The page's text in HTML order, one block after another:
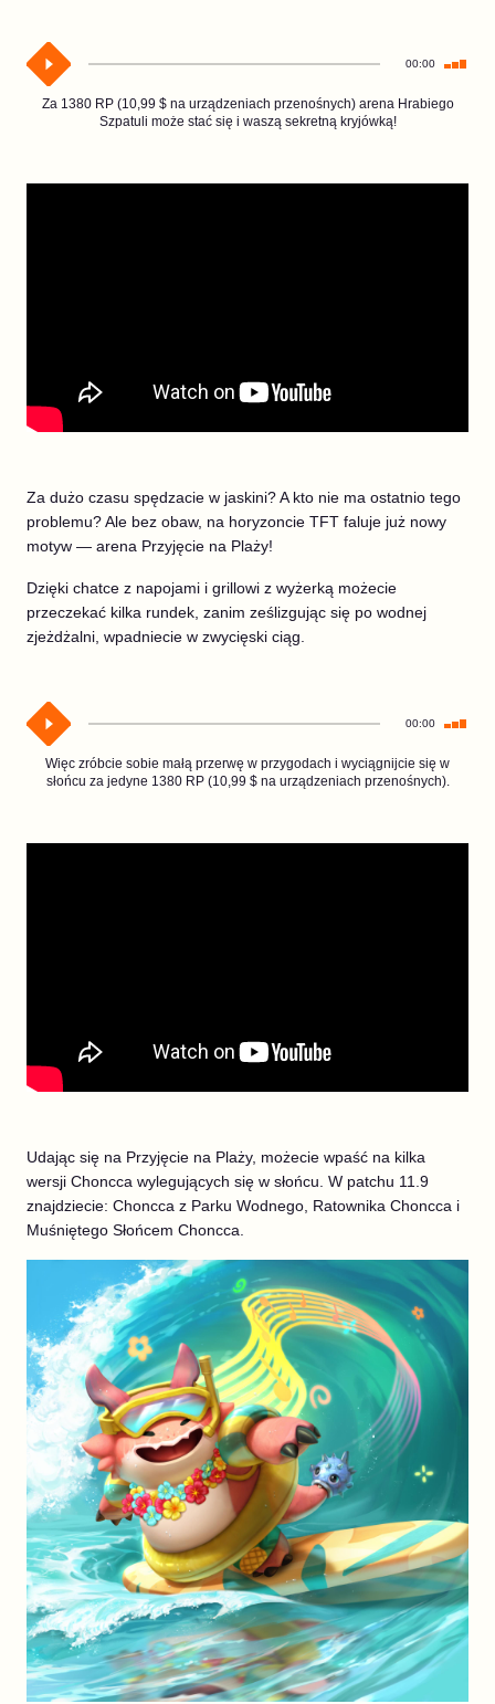
00:00
Za 1380 RP (10,99 $ na urządzeniach przenośnych) arena Hrabiego
Szpatuli może stać się i waszą sekretną kryjówką!
Za dużo czasu spędzacie w jaskini? A kto nie ma ostatnio tego
problemu? Ale bez obaw, na horyzoncie TFT faluje już nowy
motyw — arena Przyjęcie na Plaży!
Dzięki chatce z napojami i grillowi z wyżerką możecie
przeczekać kilka rundek, zanim ześlizgując się po wodnej
zjeżdżalni, wpadniecie w zwycięski ciąg.
00:00
Więc zróbcie sobie małą przerwę w przygodach i wyciągnijcie się w
słońcu za jedyne 1380 RP (10,99 $ na urządzeniach przenośnych).
Udając się na Przyjęcie na Plaży, możecie wpaść na kilka
wersji Choncca wylegujących się w słońcu. W patchu 11.9
znajdziecie: Choncca z Parku Wodnego, Ratownika Choncca i
Muśniętego Słońcem Choncca.